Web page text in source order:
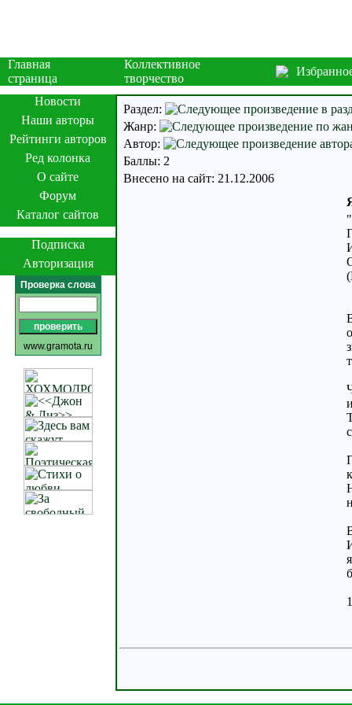
Главная
страница
Коллективное
творчество
Новости
Наши авторы
Рейтинги авторов
Ред колонка
О сайте
Форум
Каталог сайтов
Подписка
Авторизация
Проверка слова
www.gramota.ru
Раздел:
Жанр:
Автор:
Баллы: 2
Внесено на сайт: 21.12.2006